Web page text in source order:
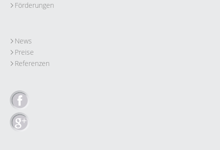
Förderungen
News
Preise
Referenzen